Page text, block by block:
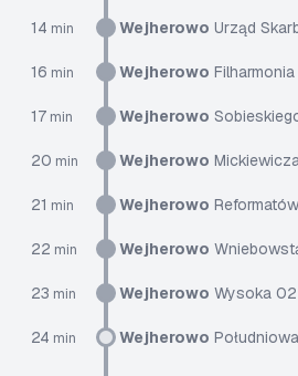
14 min Wejherowo Urząd
16 min Wejherowo
17 min Wejherowo
20 min Wejherowo
21 min Wejherowo
22 min Wejherowo
23 min Wejherowo Wysoka 02
24 min Wejherowo